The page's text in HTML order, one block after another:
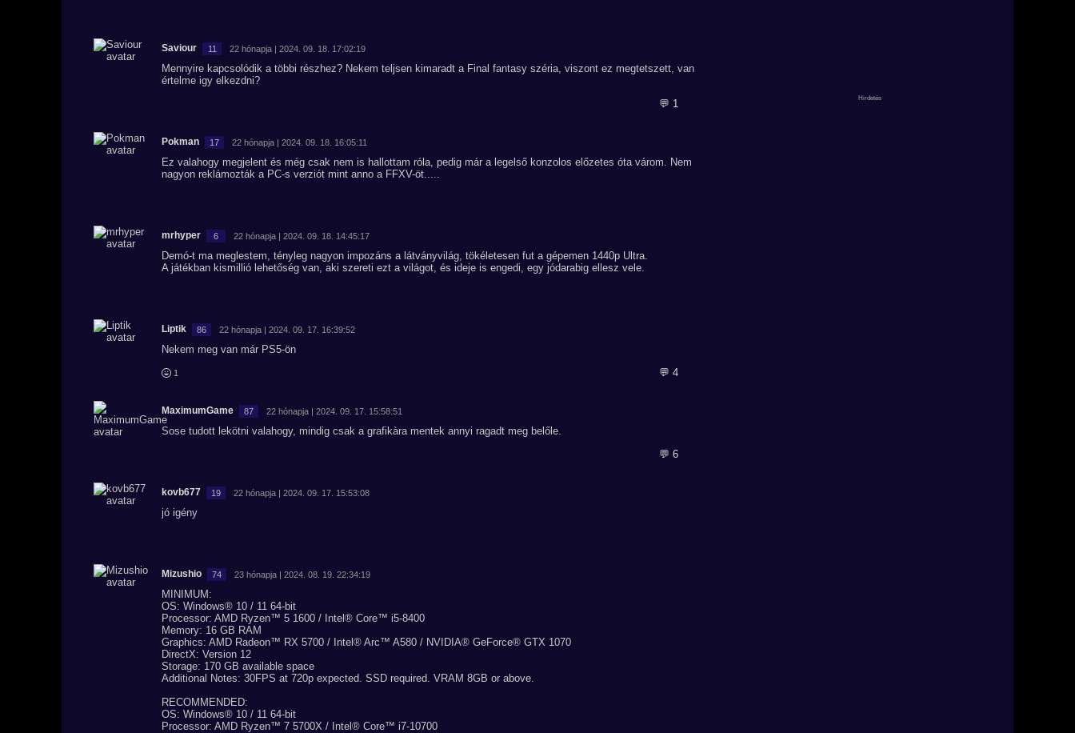
Saviour 11 22 hónapja | 2024. 09. 18. 17:02:19
Mennyire kapcsolódik a többi részhez? Nekem teljsen kimaradt a Final fantasy széria, viszont ez megtetszett, van
értelme igy elkezdni?
💬 1
Pokman 17 22 hónapja | 2024. 09. 18. 16:05:11
Ez valahogy megjelent és még csak nem is hallottam róla, pedig már a legelső konzolos előzetes óta várom. Nem
nagyon reklámozták a PC-s verziót mint anno a FFXV-öt.....
mrhyper 6 22 hónapja | 2024. 09. 18. 14:45:17
Demó-t ma meglestem, tényleg nagyon impozáns a látványvilág, tökéletesen fut a gépemen 1440p Ultra.
A játékban kismillió lehetőség van, aki szereti ezt a világot, és ideje is engedi, egy jódarabig ellesz vele.
Liptik 86 22 hónapja | 2024. 09. 17. 16:39:52
Nekem meg van már PS5-ön
1 💬 4
MaximumGame 87 22 hónapja | 2024. 09. 17. 15:58:51
Sose tudott lekötni valahogy, mindig csak a grafikàra mentek annyi ragadt meg belőle.
💬 6
kovb677 19 22 hónapja | 2024. 09. 17. 15:53:08
jó igény
Mizushio 74 23 hónapja | 2024. 08. 19. 22:34:19
MINIMUM:
OS: Windows® 10 / 11 64-bit
Processor: AMD Ryzen™ 5 1600 / Intel® Core™ i5-8400
Memory: 16 GB RAM
Graphics: AMD Radeon™ RX 5700 / Intel® Arc™ A580 / NVIDIA® GeForce® GTX 1070
DirectX: Version 12
Storage: 170 GB available space
Additional Notes: 30FPS at 720p expected. SSD required. VRAM 8GB or above.
RECOMMENDED:
OS: Windows® 10 / 11 64-bit
Processor: AMD Ryzen™ 7 5700X / Intel® Core™ i7-10700